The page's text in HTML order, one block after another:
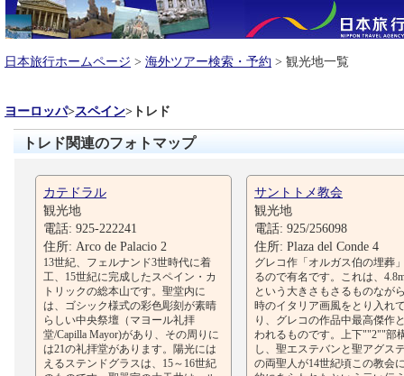
日本旅行ホームページ > 海外ツアー検索・予約 > 観光地一覧
ヨーロッパ>スペイン> トレド
トレド関連のフォトマップ
カテドラル
観光地
電話: 925-222241
住所: Arco de Palacio 2
13世紀、フェルナンド3世時代に着
工、15世紀に完成したスペイン・カ
トリックの総本山です。聖堂内に
は、ゴシック様式の彩色彫刻が素晴
らしい中央祭壇（マヨール礼拝
堂/Capilla Mayor)があり、その周りに
は21の礼拝堂があります。陽光には
えるステンドグラスは、15～16世紀
サントトメ教会
観光地
電話: 925/256098
住所: Plaza del Conde 4
グレコ作「オルガス伯の埋葬
るので有名です。これは、
という大きさもさるものなが
時のイタリア画風をとり入れ
り、グレコの作品中最高傑作
われるものです。上下""2""部
し、聖エステバンと聖アグス
の両聖人が14世紀頃この教会